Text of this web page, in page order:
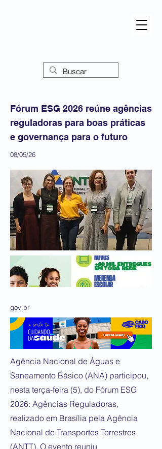
Fórum ESG 2026 reúne agências
reguladoras para boas práticas
e governança para o futuro
08/05/26
gov.br
Agência Nacional de Águas e
Saneamento Básico (ANA) participou,
nesta terça-feira (5), do Fórum ESG
2026: Agências Reguladoras,
realizado em Brasília pela Agência
Nacional de Transportes Terrestres
(ANTT). O evento reuniu